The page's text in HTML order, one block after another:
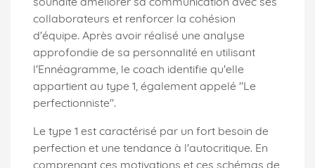
collaborateurs et renforcer la cohésion
d'équipe. Après avoir réalisé une analyse
approfondie de sa personnalité en utilisant
l'Ennéagramme, le coach identifie qu'elle
appartient au type 1, également appelé "Le
perfectionniste".
Le type 1 est caractérisé par un fort besoin de
perfection et une tendance à l'autocritique. En
comprenant ces motivations et ces schémas de